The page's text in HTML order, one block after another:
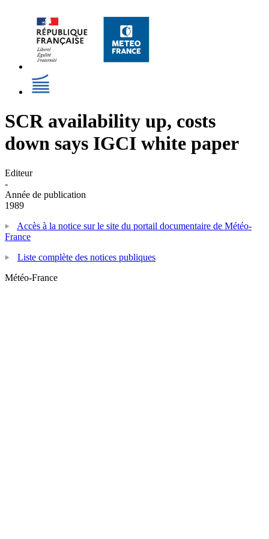
SCR availability up, costs
down says IGCI white paper
Editeur
-
Année de publication
1989
Accès à la notice sur le site du portail documentaire de Météo-
France
Liste complète des notices publiques
Météo-France